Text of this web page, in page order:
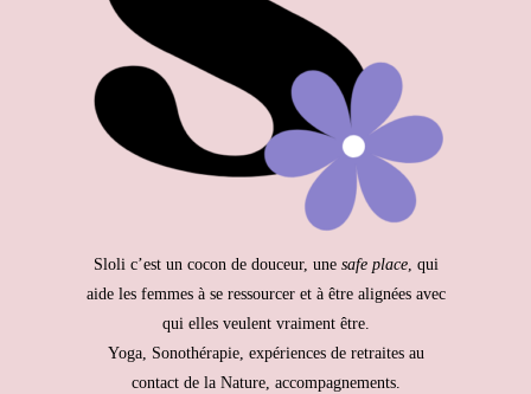
Sloli c’est un cocon de douceur, une safe place, qui
aide les femmes à se ressourcer et à être alignées avec
qui elles veulent vraiment être.
Yoga, Sonothérapie, expériences de retraites au
contact de la Nature, accompagnements.